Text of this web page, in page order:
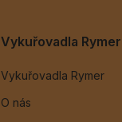
Vykuřovadla Rymer
Vykuřovadla Rymer
O nás